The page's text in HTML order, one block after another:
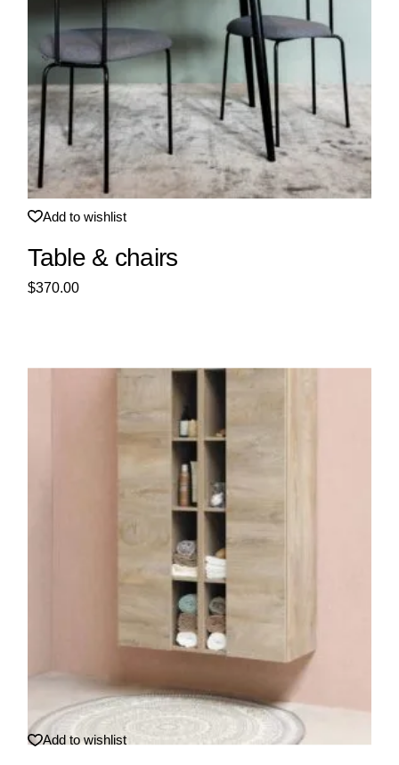
Neu
Add to wishlist
Table & chairs
$370.00
Add to wishlist